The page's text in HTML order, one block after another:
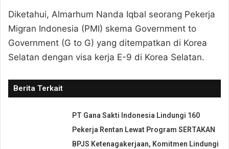
Diketahui, Almarhum Nanda Iqbal seorang Pekerja
Migran Indonesia (PMI) skema Government to
Government (G to G) yang ditempatkan di Korea
Selatan dengan visa kerja E-9 di Korea Selatan.
Berita Terkait
PT Gana Sakti Indonesia Lindungi 160
Pekerja Rentan Lewat Program SERTAKAN
BPJS Ketenagakerjaan, Komitmen Lindungi